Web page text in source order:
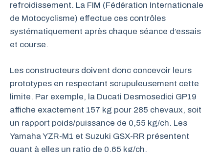
refroidissement. La FIM (Fédération Internationale
de Motocyclisme) effectue ces contrôles
systématiquement après chaque séance d’essais
et course.
Les constructeurs doivent donc concevoir leurs
prototypes en respectant scrupuleusement cette
limite. Par exemple, la Ducati Desmosedici GP19
affiche exactement 157 kg pour 285 chevaux, soit
un rapport poids/puissance de 0,55 kg/ch. Les
Yamaha YZR-M1 et Suzuki GSX-RR présentent
quant à elles un ratio de 0,65 kg/ch.